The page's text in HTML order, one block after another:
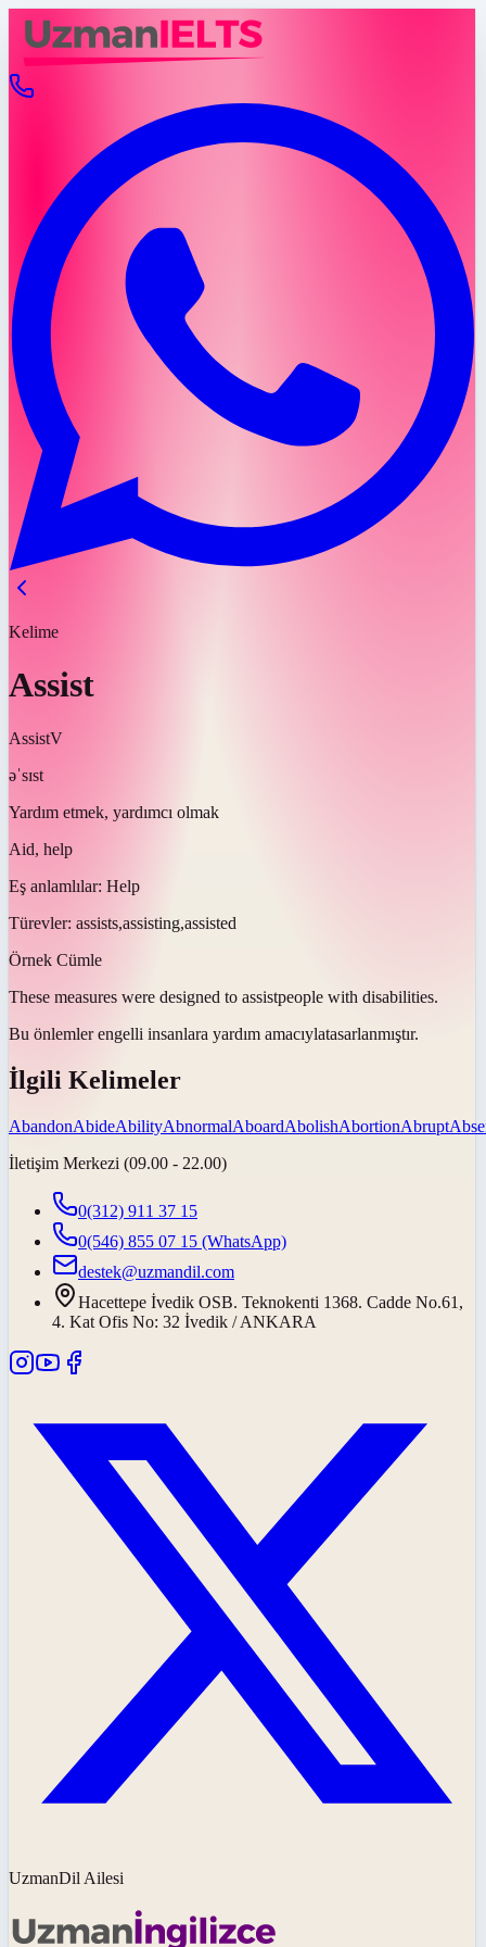
Kelime
Assist
AssistV
əˈsɪst
Yardım etmek, yardımcı olmak
Aid, help
Eş anlamlılar: Help
Türevler: assists,assisting,assisted
Örnek Cümle
These measures were designed to assistpeople with disabilities.
Bu önlemler engelli insanlara yardım amacıylatasarlanmıştır.
İlgili Kelimeler
AbandonAbideAbilityAbnormalAboardAbolishAbortionAbrupt
İletişim Merkezi (09.00 - 22.00)
0(312) 911 37 15
0(546) 855 07 15 (WhatsApp)
destek@uzmandil.com
Hacettepe İvedik OSB. Teknokenti 1368. Cadde No.61,
4. Kat Ofis No: 32 İvedik / ANKARA
UzmanDil Ailesi